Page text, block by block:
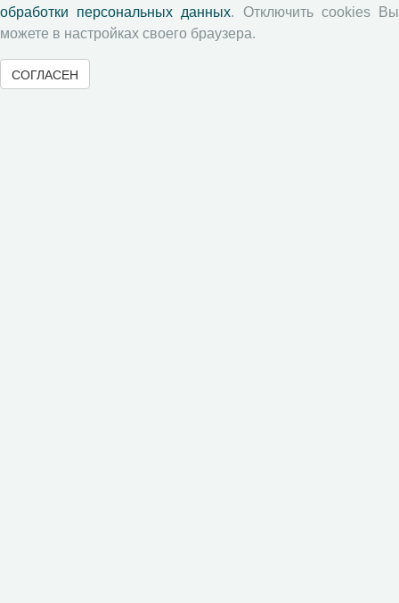
Положение о рецензировании
Форма рецензии
обработки персональных данных. Отключить cookies Вы
можете в настройках своего браузера.
СОГЛАСЕН